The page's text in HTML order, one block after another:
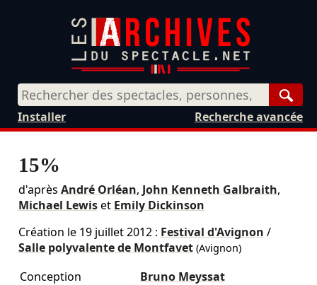
Recherche avancée
Installer
15%
d'après André Orléan, John Kenneth Galbraith,
Michael Lewiset Emily Dickinson
Création le 19 juillet 2012: Festival d'Avignon /
Salle polyvalente de Montfavet(Avignon)
Conception
Bruno Meyssat